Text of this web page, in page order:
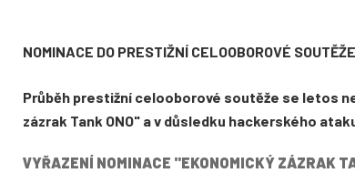
NOMINACE DO PRESTIŽNÍ CELOOBOROVÉ SOUTĚŽE
Průběh prestižní celooborové soutěže se letos
zázrak Tank ONO" a v důsledku hackerského
VYŘAZENÍ NOMINACE "EKONOMICKÝ ZÁZRAK